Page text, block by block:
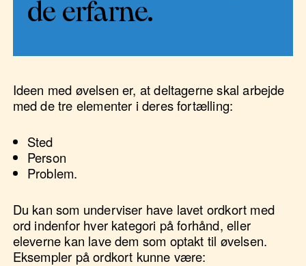
de erfarne.
Ideen med øvelsen er, at deltagerne skal arbejde
med de tre elementer i deres fortælling:
Sted
Person
Problem.
Du kan som underviser have lavet ordkort med
ord indenfor hver kategori på forhånd, eller
eleverne kan lave dem som optakt til øvelsen.
Eksempler på ordkort kunne være: